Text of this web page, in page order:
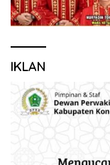
IKLAN